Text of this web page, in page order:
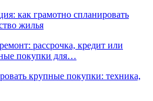
как грамотно спланировать
жилья
рассрочка, кредит или
покупки для…
крупные покупки: техника,